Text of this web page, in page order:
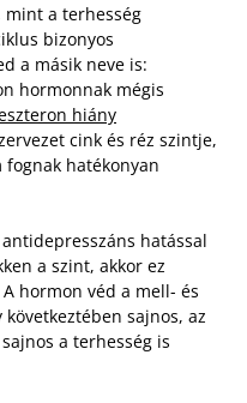
mint a terhesség
bizonyos
a másik neve is:
hormonnak mégis
hiány
cink és réz szintje,
hatékonyan
hatással
a szint, akkor ez
hormon véd a mell- és
sajnos, az
a terhesség is